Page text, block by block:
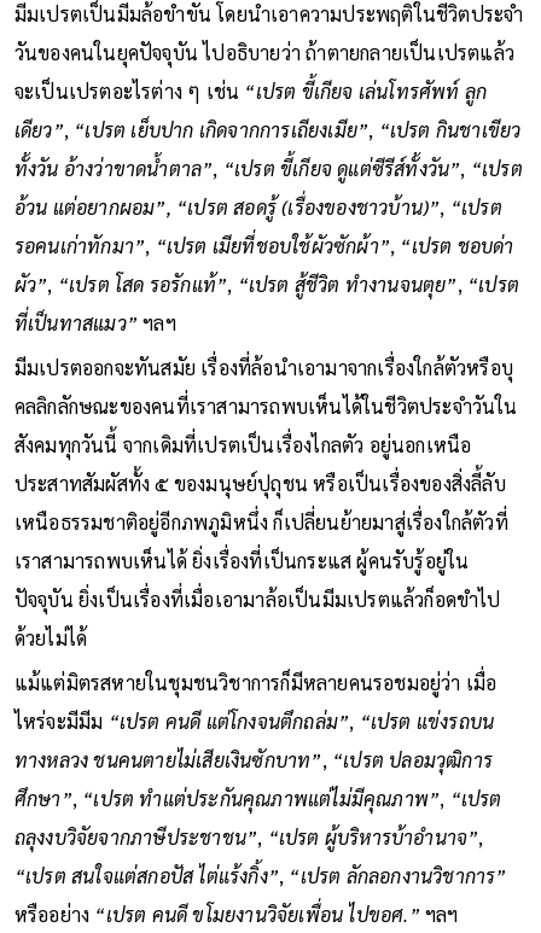
มีมเปรตเป็นมีมล้อขำขัน โดยนำเอาความประพฤติในชีวิตประจำ
วันของคนในยุคปัจจุบัน ไปอธิบายว่า ถ้าตายกลายเป็นเปรตแล้ว
จะเป็นเปรตอะไรต่าง ๆ เช่น “เปรต ขี้เกียจ เล่นโทรศัพท์ ลูก
เดียว”, “เปรต เย็บปาก เกิดจากการเถียงเมีย”, “เปรต กินชาเขียว
ทั้งวัน อ้างว่าขาดน้ำตาล”, “เปรต ขี้เกียจ ดูแต่ซีรีส์ทั้งวัน”, “เปรต
อ้วน แต่อยากผอม”, “เปรต สอดรู้ (เรื่องของชาวบ้าน)”, “เปรต
รอคนเก่าทักมา”, “เปรต เมียที่ชอบใช้ผัวซักผ้า”, “เปรต ชอบด่า
ผัว”, “เปรต โสด รอรักแท้”, “เปรต สู้ชีวิต ทำงานจนตุย”, “เปรต
ที่เป็นทาสแมว” ฯลฯ
มีมเปรตออกจะทันสมัย เรื่องที่ล้อนำเอามาจากเรื่องใกล้ตัวหรือบุ
คลลิกลักษณะของคนที่เราสามารถพบเห็นได้ในชีวิตประจำวันใน
สังคมทุกวันนี้ จากเดิมที่เปรตเป็นเรื่องไกลตัว อยู่นอกเหนือ
ประสาทสัมผัสทั้ง ๕ ของมนุษย์ปุถุชน หรือเป็นเรื่องของสิ่งลี้ลับ
เหนือธรรมชาติอยู่อีกภพภูมิหนึ่ง ก็เปลี่ยนย้ายมาสู่เรื่องใกล้ตัวที่
เราสามารถพบเห็นได้ ยิ่งเรื่องที่เป็นกระแส ผู้คนรับรู้อยู่ใน
ปัจจุบัน ยิ่งเป็นเรื่องที่เมื่อเอามาล้อเป็นมีมเปรตแล้วก็อดขำไป
ด้วยไม่ได้
แม้แต่มิตรสหายในชุมชนวิชาการก็มีหลายคนรอชมอยู่ว่า เมื่อ
ไหร่จะมีมีม “เปรต คนดี แต่โกงจนตึกถล่ม”, “เปรต แข่งรถบน
ทางหลวง ชนคนตายไม่เสียเงินซักบาท”, “เปรต ปลอมวุฒิการ
ศึกษา”, “เปรต ทำแต่ประกันคุณภาพแต่ไม่มีคุณภาพ”, “เปรต
ถลุงงบวิจัยจากภาษีประชาชน”, “เปรต ผู้บริหารบ้าอำนาจ”,
“เปรต สนใจแต่สกอปัส ไต่แร้งกิ้ง”, “เปรต ลักลอกงานวิชาการ”
หรืออย่าง “เปรต คนดี ขโมยงานวิจัยเพื่อน ไปขอศ.” ฯลฯ